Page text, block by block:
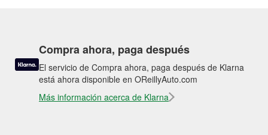
Compra ahora, paga después
El servicio de Compra ahora, paga después de Klarna
está ahora disponible en OReillyAuto.com
Más información acerca de Klarna